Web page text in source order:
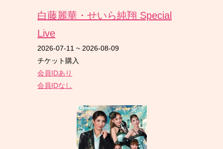
白藤麗華・せいら純翔 Special
Live
2026-07-11 ~ 2026-08-09
チケット購入
会員IDあり
会員IDなし